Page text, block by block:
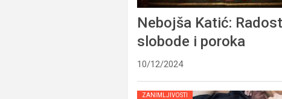
Nebojša Katić:
slobode i poroka
10/12/2024
ZANIMLJIVOSTI